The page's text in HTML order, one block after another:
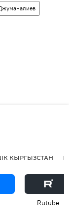
КЫРГЫЗСТАН
Rutube